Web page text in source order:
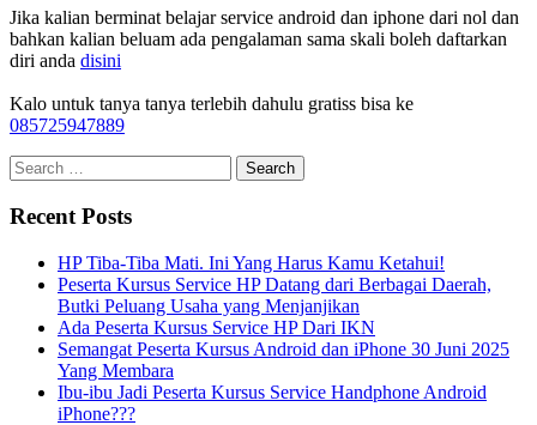
Jika kalian berminat belajar service android dan iphone dari nol dan
bahkan kalian beluam ada pengalaman sama skali boleh daftarkan
diri anda disini
Kalo untuk tanya tanya terlebih dahulu gratiss bisa ke
085725947889
Recent Posts
HP Tiba-Tiba Mati. Ini Yang Harus Kamu Ketahui!
Peserta Kursus Service HP Datang dari Berbagai Daerah,
Butki Peluang Usaha yang Menjanjikan
Ada Peserta Kursus Service HP Dari IKN
Semangat Peserta Kursus Android dan iPhone 30 Juni 2025
Yang Membara
Ibu-ibu Jadi Peserta Kursus Service Handphone Android
iPhone???